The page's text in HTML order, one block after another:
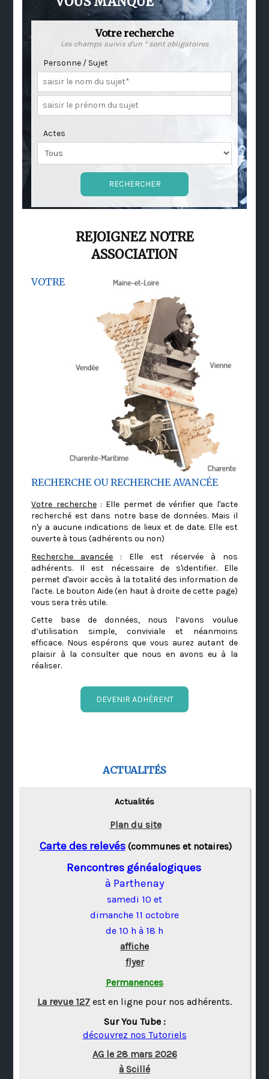
Votre recherche
Les champs suivis d'un * sont obligatoires
Personne / Sujet
Actes
REJOIGNEZ NOTRE
ASSOCIATION
VOTRE
RECHERCHE OU RECHERCHE AVANCÉE
Votre recherche: Elle permet de vérifier que l'acte
recherché est dans notre base de données. Mais il
n'y a aucune indications de lieux et de date. Elle est
ouverte à tous (adhérents ou non)
Recherche avancée : Elle est réservée à nos
adhérents. Il est nécessaire de s'identifier. Elle
permet d'avoir accès à la totalité des information de
l'acte. Le bouton Aide (en haut à droite de cette page)
vous sera très utile.
Cette base de données, nous l’avons voulue
d’utilisation simple, conviviale et néanmoins
efficace. Nous espérons que vous aurez autant de
plaisir à la consulter que nous en avons eu à la
réaliser.
DEVENIR ADHÉRENT
ACTUALITÉS
Actualités
Plan du site
Carte des relevés(communes et notaires)
Rencontres généalogiques
à Parthenay
samedi 10 et
dimanche 11 octobre
de 10 h à 18 h
affiche
flyer
Permanences
La revue 127 est en ligne pour nos adhérents.
Sur You Tube :
découvrez nos Tutoriels
AG le 28 mars 2026
à Scillé